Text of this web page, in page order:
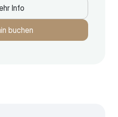
Info
buchen